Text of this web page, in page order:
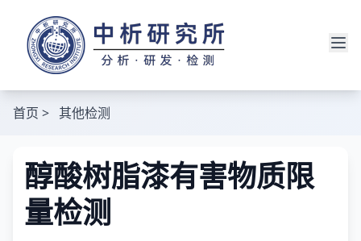
首页 > 其他检测
醇酸树脂漆有害物质限
量检测